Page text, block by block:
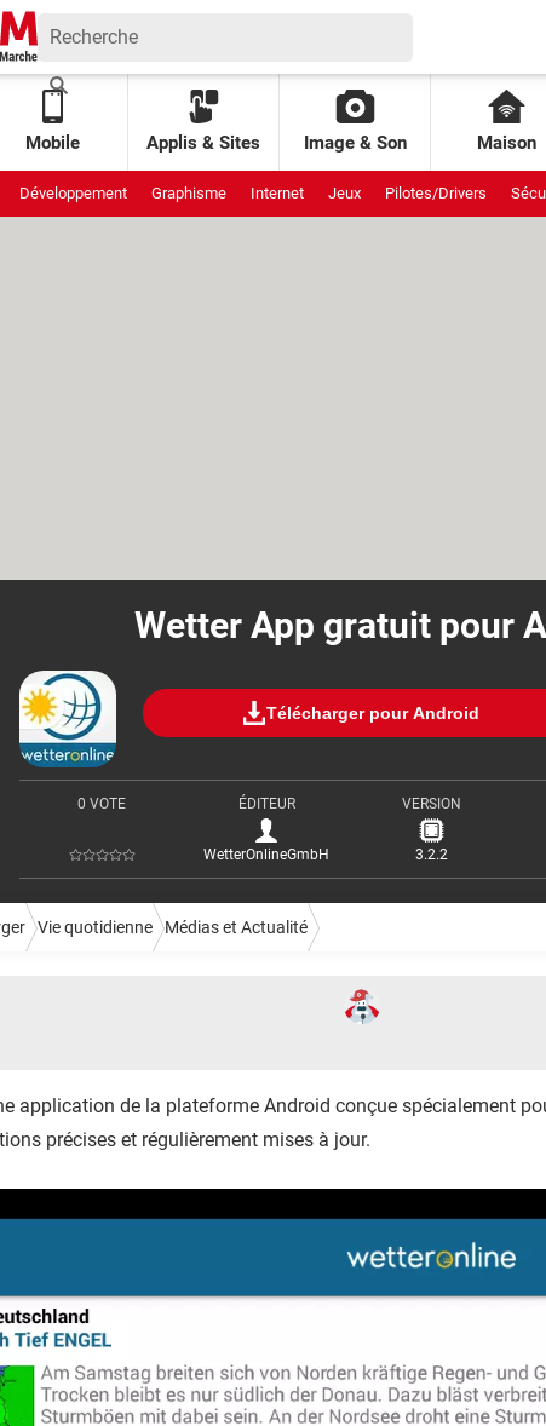
Mobile Applis & Sites Image & Son Maison
Développement Graphisme Internet Jeux Pilotes/Drivers
Wetter App gratuit pour
Télécharger pour Android
0 VOTE ÉDITEUR
WetterOnlineGmbH
VERSION
3.2.2
Vie quotidienne Médias et Actualité
application de la plateforme Android conçue spécialement
précises et régulièrement mises à jour.